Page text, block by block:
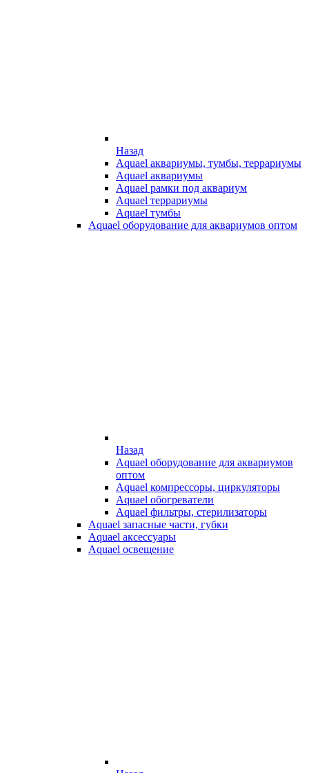
Назад
Aquael аквариумы, тумбы, террариумы
Aquael аквариумы
Aquael рамки под аквариум
Aquael террариумы
Aquael тумбы
Aquael оборудование для аквариумов оптом
Назад
Aquael оборудование для аквариумов
оптом
Aquael компрессоры, циркуляторы
Aquael обогреватели
Aquael фильтры, стерилизаторы
Aquael запасные части, губки
Aquael аксессуары
Aquael освещение